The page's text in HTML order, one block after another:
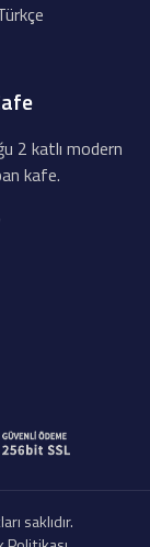
2 katlı modern
kafe.
saklıdır.